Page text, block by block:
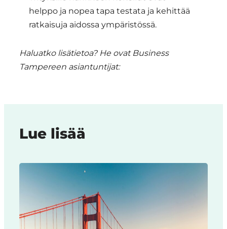
helppo ja nopea tapa testata ja kehittää
ratkaisuja aidossa ympäristössä.
Haluatko lisätietoa? He ovat Business
Tampereen asiantuntijat:
Lue lisää